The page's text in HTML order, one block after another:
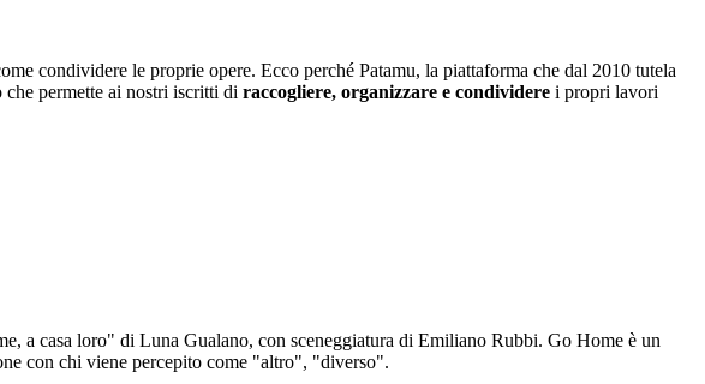
condividere le proprie opere. Ecco perché Patamu, la piattaforma che dal 2010 tutela
permette ai nostri iscritti di raccogliere, organizzare e condividere i propri lavori
a casa loro" di Luna Gualano, con sceneggiatura di Emiliano Rubbi. Go Home è un
con chi viene percepito come "altro", "diverso".